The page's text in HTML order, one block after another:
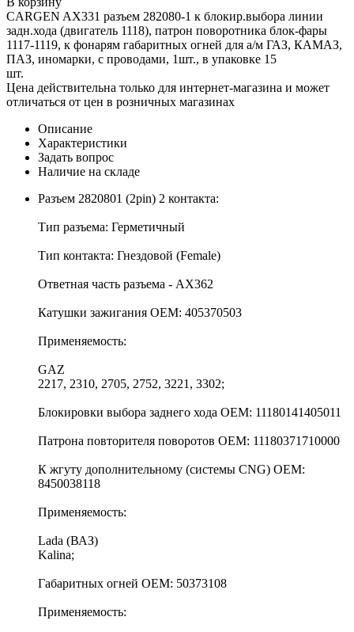
CARGEN AX331 разъем 282080-1 к блокир.выбора линии
задн.хода (двигатель 1118), патрон поворотника блок-фары
1117-1119, к фонарям габаритных огней для а/м ГАЗ, КАМАЗ,
ПАЗ, иномарки, с проводами, 1шт., в упаковке 15
шт.
Цена действительна только для интернет-магазина и может
отличаться от цен в розничных магазинах
Описание
Характеристики
Задать вопрос
Наличие на складе
Разъем 2820801 (2pin) 2 контакта:
Тип разъема: Герметичный
Тип контакта: Гнездовой (Female)
Ответная часть разъема - АХ362
Катушки зажигания OEM: 405370503
Применяемость:
GAZ
2217, 2310, 2705, 2752, 3221, 3302;
Блокировки выбора заднего хода OEM: 11180141405011
Патрона повторителя поворотов OEM: 11180371710000
К жгуту дополнительному (системы CNG) OEM:
8450038118
Применяемость:
Lada (ВАЗ)
Kalina;
Габаритных огней OEM: 50373108
Применяемость: